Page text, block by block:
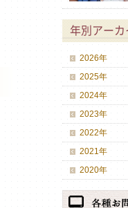
年別アーカ
2026年
2025年
2024年
2023年
2022年
2021年
2020年